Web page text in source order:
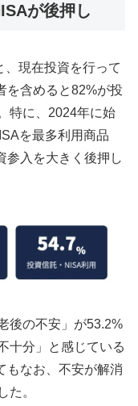
が後押し
現在投資を行って
を含めると82%が投
特に、2024年に始
を最多利用商品
参入を大きく後押し
後の不安」が53.2%
十分」と感じている
もなお、不安が解消
た。